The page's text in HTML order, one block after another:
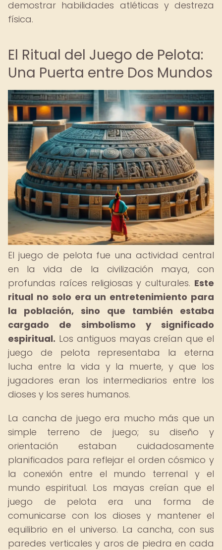
demostrar habilidades atléticas y destreza
física.
El Ritual del Juego de Pelota:
Una Puerta entre Dos Mundos
El juego de pelota fue una actividad central
en la vida de la civilización maya, con
profundas raíces religiosas y culturales. Este
ritual no solo era un entretenimiento para
la población, sino que también estaba
cargado de simbolismo y significado
espiritual. Los antiguos mayas creían que el
juego de pelota representaba la eterna
lucha entre la vida y la muerte, y que los
jugadores eran los intermediarios entre los
dioses y los seres humanos.
La cancha de juego era mucho más que un
simple terreno de juego; su diseño y
orientación estaban cuidadosamente
planificados para reflejar el orden cósmico y
la conexión entre el mundo terrenal y el
mundo espiritual. Los mayas creían que el
juego de pelota era una forma de
comunicarse con los dioses y mantener el
equilibrio en el universo. La cancha, con sus
paredes verticales y aros de piedra en cada